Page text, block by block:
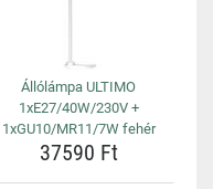
Állólámpa ULTIMO
1xE27/40W/230V +
1xGU10/MR11/7W fehér
37590 Ft